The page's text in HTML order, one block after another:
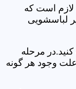
لازم است که
لباسشویی
مرحله
وجود هر گونه